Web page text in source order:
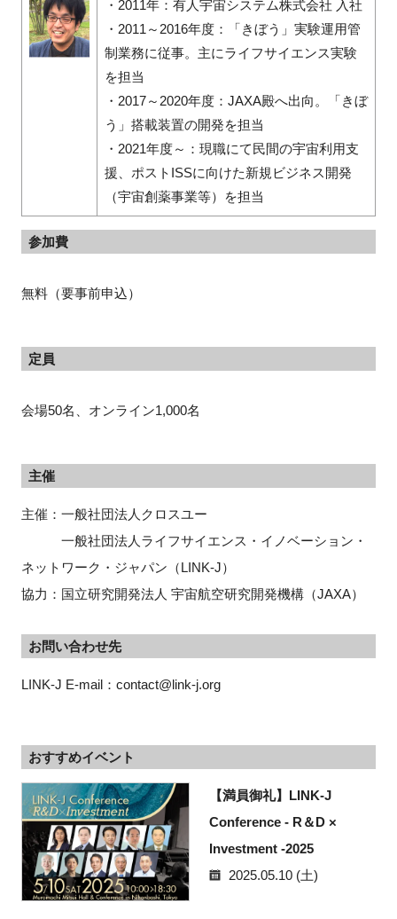
・2011年：有人宇宙システム株式会社 入社
・2011～2016年度：「きぼう」実験運用管
制業務に従事。主にライフサイエンス実験
を担当
・2017～2020年度：JAXA殿へ出向。「きぼ
う」搭載装置の開発を担当
・2021年度～：現職にて民間の宇宙利用支
援、ポストISSに向けた新規ビジネス開発
（宇宙創薬事業等）を担当
参加費
無料（要事前申込）
定員
会場50名、オンライン1,000名
主催
主催：一般社団法人クロスユー
一般社団法人ライフサイエンス・イノベーション・
ネットワーク・ジャパン（LINK-J）
協力：国立研究開発法人 宇宙航空研究開発機構（JAXA）
お問い合わせ先
LINK-J E-mail：contact@link-j.org
おすすめイベント
【満員御礼】LINK-J
Conference - R＆D ×
Investment -2025
2025.05.10 (土)